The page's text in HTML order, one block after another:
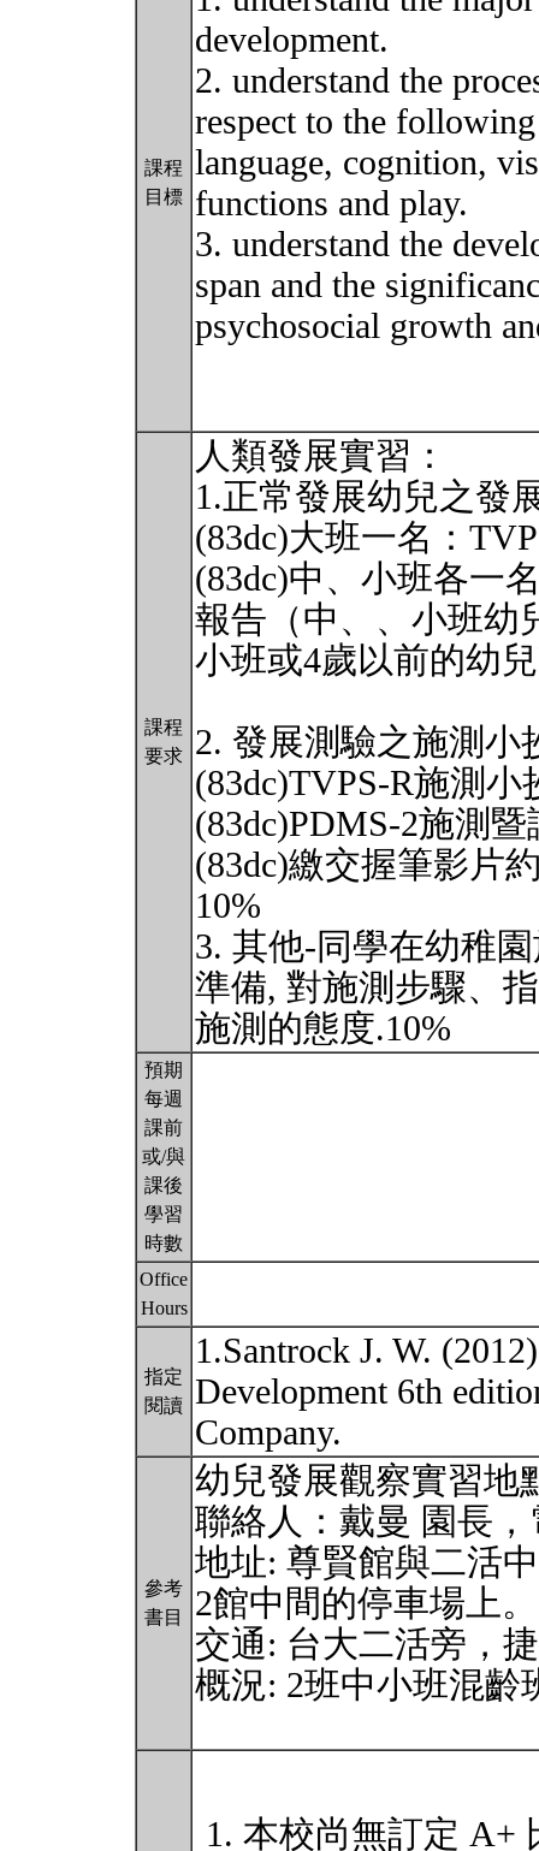
課程
目標
development.
2. understand the
respect to the
language, cognition,
functions and play.
3. understand the
span and the
psychosocial growth
課程
要求
人類發展實習：
1.正常發展幼兒之發
(83dc)大班一名：
(83dc)中、小班各一
報告（中、、小班幼
小班或4歲以前的幼
2. 發展測驗之施測小
(83dc)TVPS-R施測
(83dc)PDMS-2施測
(83dc)繳交握筆影片
10%
3. 其他-同學在幼稚
準備, 對施測步驟、
施測的態度.10%
預期
每週
課前
或/與
課後
學習
時數
Office
Hours
指定
閱讀
1.Santrock J. W.
Development 6th
Company.
參考
書目
幼兒發展觀察實習地
聯絡人：戴曼 園長，
地址: 尊賢館與二活
2館中間的停車場上。
交通: 台大二活旁，
概況: 2班中小班混齡
本校尚無訂定 A+